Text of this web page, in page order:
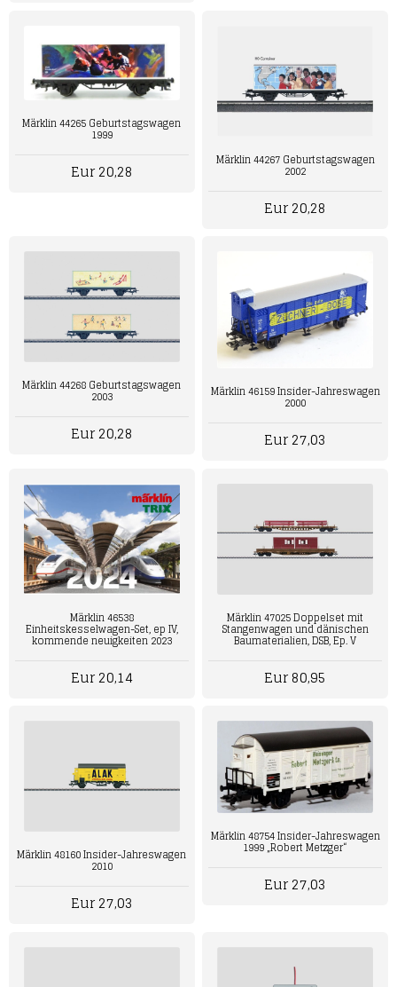
Märklin 44265 Geburtstagswagen
1999
Eur 20,28
Märklin 44267 Geburtstagswagen
2002
Eur 20,28
Märklin 44268 Geburtstagswagen
2003
Eur 20,28
Märklin 46159 Insider-Jahreswagen
2000
Eur 27,03
Märklin 46538
Einheitskesselwagen-Set, ep IV,
kommende neuigkeiten 2023
Eur 20,14
Märklin 47025 Doppelset mit
Stangenwagen und dänischen
Baumaterialien, DSB, Ep. V
Eur 80,95
Märklin 48160 Insider-Jahreswagen
2010
Eur 27,03
Märklin 48754 Insider-Jahreswagen
1999 „Robert Metzger“
Eur 27,03